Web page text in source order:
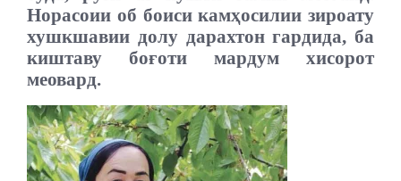
Норасоии об боиси камҳосилии зироату
хушкшавии долу дарахтон гардида, ба
киштаву боғоти мардум хисорот
меовард.